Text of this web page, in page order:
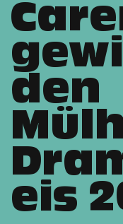
Direkt
zum
Inhalt
den
eis